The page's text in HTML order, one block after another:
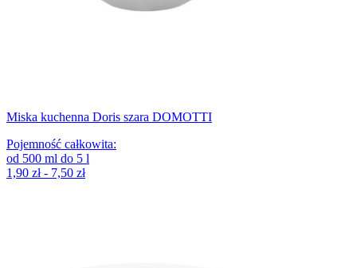
Miska kuchenna Doris szara DOMOTTI
Pojemność całkowita:
od 500 ml do 5 l
1,90 zł - 7,50 zł